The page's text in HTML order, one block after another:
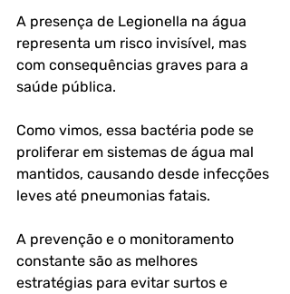
A presença de Legionella na água
representa um risco invisível, mas
com consequências graves para a
saúde pública.
Como vimos, essa bactéria pode se
proliferar em sistemas de água mal
mantidos, causando desde infecções
leves até pneumonias fatais.
A prevenção e o monitoramento
constante são as melhores
estratégias para evitar surtos e